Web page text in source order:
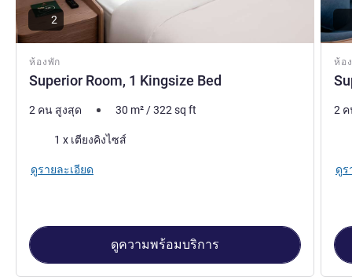
ห้องพัก
Superior Room, 1 Kingsize Bed
2
2 คน สูงสุด 30 m²/322sq ft
เครื่องนอน
1 x เตียงคิงไซส์
ดูรายละเอียด
ดูความพร้อมบริการ
ห้อ
2
ดูร